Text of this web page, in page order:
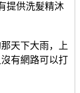
提供洗髮精沐
天下大雨，上
有網路可以打